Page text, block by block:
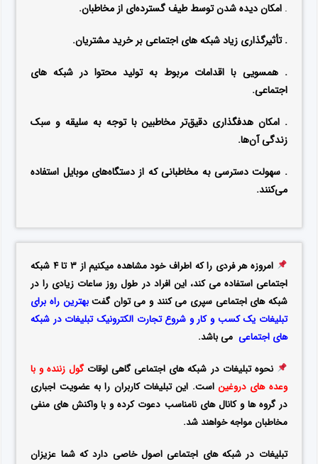
. امکان دیده شدن توسط طیف گسترده‌ای از مخاطبان.
. تأثیرگذاری زیاد شبکه های اجتماعی بر خرید مشتریان.
. همسویی با اقدامات مربوط به تولید محتوا در شبکه های
اجتماعی.
. امکان هدفگذاری دقیق‌تر مخاطبین با توجه به سلیقه و سبک
زندگی آن‌ها.
. سهولت دسترسی به مخاطبانی که از دستگاه‌های موبایل استفاده
می‌کنند.
امروزه هر فردی را که اطراف خود مشاهده میکنیم از ۳ تا ۴ شبکه
اجتماعی استفاده می کند، این افراد در طول روز ساعات زیادی را در
شبکه های اجتماعی سپری می کنند و می توان گفتبهترین راه برای
تبلیغات یک کسب و کار و شروع تجارت الکترونیک تبلیغات در شبکه
های اجتماعی می باشد.
نحوه تبلیغات در شبکه های اجتماعی گاهی اوقاتگول زننده و با
وعده های دروغیناست. این تبلیغات کاربران را به عضویت اجباری
در گروه ها و کانال های نامناسب دعوت کرده و با واکنش های منفی
مخاطبان مواجه خواهند شد.
تبلیغات در شبکه های اجتماعی اصول خاصی دارد که شما عزیزان